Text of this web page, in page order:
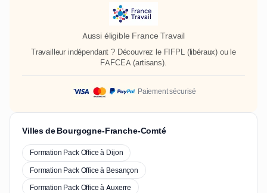
Aussi éligible France Travail
Travailleur indépendant ? Découvrez le FIFPL(libéraux) ou le
FAFCEA (artisans).
Paiement sécurisé
Villes de Bourgogne-Franche-Comté
Formation Pack Office à Dijon
Formation Pack Office à Besançon
Formation Pack Office à Auxerre